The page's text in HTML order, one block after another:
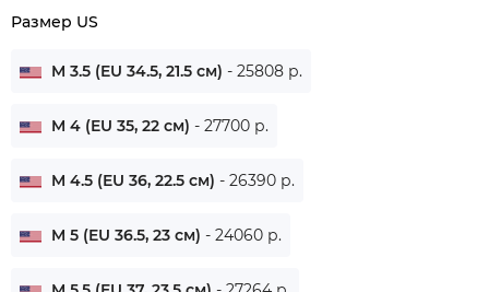
Размер US
M 3.5 (EU 34.5, 21.5 см) - 25808 р.
M 4 (EU 35, 22 см) - 27700 р.
M 4.5 (EU 36, 22.5 см) - 26390 р.
M 5 (EU 36.5, 23 см) - 24060 р.